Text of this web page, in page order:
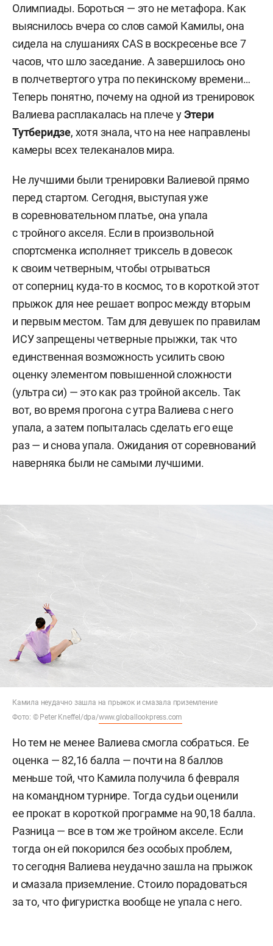
Олимпиады. Бороться — это не метафора. Как
выяснилось вчера со слов самой Камилы, она
сидела на слушаниях CAS в воскресенье все 7
часов, что шло заседание. А завершилось оно
в полчетвертого утра по пекинскому времени…
Теперь понятно, почему на одной из тренировок
Валиева расплакалась на плече уЭтери
Тутберидзе, хотя знала, что на нее направлены
камеры всех телеканалов мира.
Не лучшими были тренировки Валиевой прямо
перед стартом. Сегодня, выступая уже
в соревновательном платье, она упала
с тройного акселя. Если в произвольной
спортсменка исполняет триксель в довесок
к своим четверным, чтобы отрываться
от соперниц куда-то в космос, то в короткой этот
прыжок для нее решает вопрос между вторым
и первым местом. Там для девушек по правилам
ИСУ запрещены четверные прыжки, так что
единственная возможность усилить свою
оценку элементом повышенной сложности
(ультра си) — это как раз тройной аксель. Так
вот, во время прогона с утра Валиева с него
упала, а затем попыталась сделать его еще
раз — и снова упала. Ожидания от соревнований
наверняка были не самыми лучшими.
Камила неудачно зашла на прыжок и смазала приземление
Фото: © Peter Kneffel/dpa/www.globallookpress.com
Но тем не менее Валиева смогла собраться. Ее
оценка — 82,16 балла — почти на 8 баллов
меньше той, что Камила получила 6 февраля
на командном турнире. Тогда судьи оценили
ее прокат в короткой программе на 90,18 балла.
Разница — все в том же тройном акселе. Если
тогда он ей покорился без особых проблем,
то сегодня Валиева неудачно зашла на прыжок
и смазала приземление. Стоило порадоваться
за то, что фигуристка вообще не упала с него.